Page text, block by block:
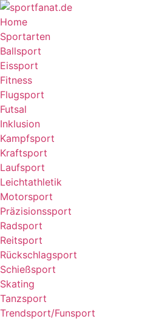
Home
Sportarten
Ballsport
Eissport
Fitness
Flugsport
Futsal
Inklusion
Kampfsport
Kraftsport
Laufsport
Leichtathletik
Motorsport
Präzisionssport
Radsport
Reitsport
Rückschlagsport
Schießsport
Skating
Tanzsport
Trendsport/Funsport